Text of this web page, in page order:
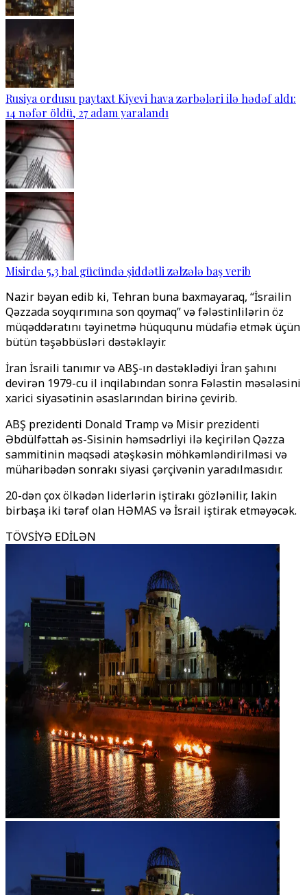
Rusiya ordusu paytaxt Kiyevi hava zərbələri ilə hədəf aldı:
14 nəfər öldü, 27 adam yaralandı
Misirdə 5,3 bal gücündə şiddətli zəlzələ baş verib
Nazir bəyan edib ki, Tehran buna baxmayaraq, “İsrailin
Qəzzada soyqırımına son qoymaq” və fələstinlilərin öz
müqəddəratını təyinetmə hüququnu müdafiə etmək üçün
bütün təşəbbüsləri dəstəkləyir.
İran İsraili tanımır və ABŞ-ın dəstəklədiyi İran şahını
devirən 1979-cu il inqilabından sonra Fələstin məsələsini
xarici siyasətinin əsaslarından birinə çevirib.
ABŞ prezidenti Donald Tramp və Misir prezidenti
Əbdülfəttah əs-Sisinin həmsədrliyi ilə keçirilən Qəzza
sammitinin məqsədi atəşkəsin möhkəmləndirilməsi və
müharibədən sonrakı siyasi çərçivənin yaradılmasıdır.
20-dən çox ölkədən liderlərin iştirakı gözlənilir, lakin
birbaşa iki tərəf olan HƏMAS və İsrail iştirak etməyəcək.
TÖVSİYƏ EDİLƏN